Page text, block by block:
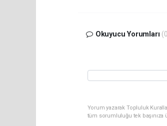
Okuyucu Yorumları
Yorum yazarak Topluluk
tüm sorumluluğu tek